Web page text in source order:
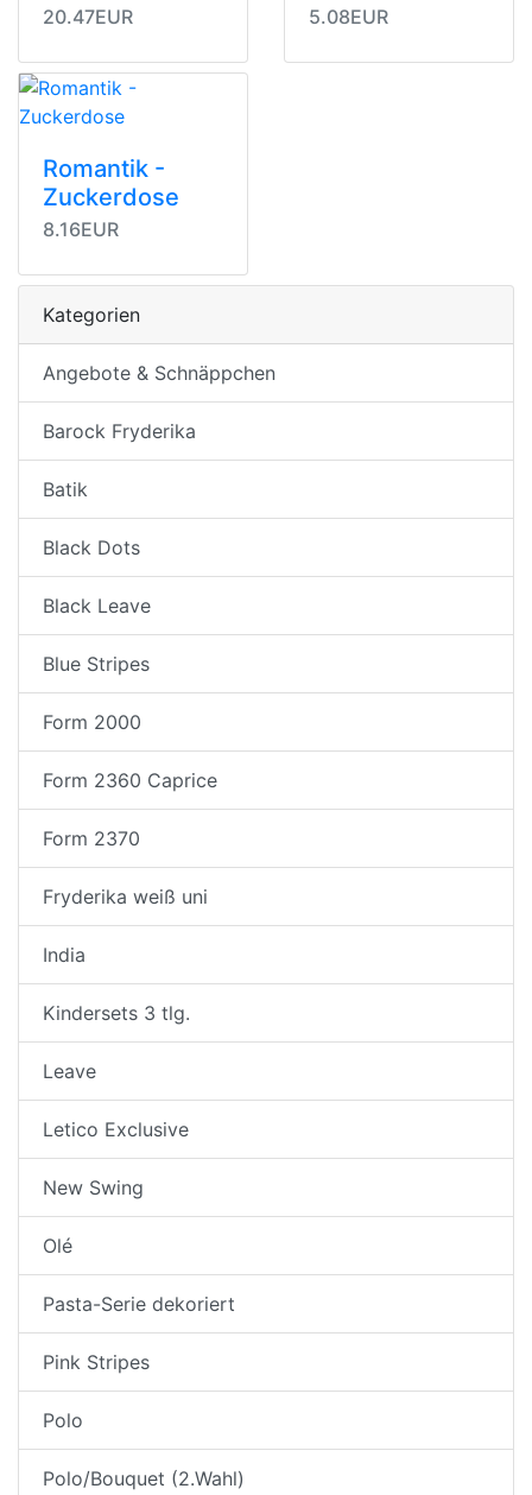
20.47EUR 5.08EUR
Romantik -
Zuckerdose
8.16EUR
Kategorien
Angebote & Schnäppchen
Barock Fryderika
Batik
Black Dots
Black Leave
Blue Stripes
Form 2000
Form 2360 Caprice
Form 2370
Fryderika weiß uni
India
Kindersets 3 tlg.
Leave
Letico Exclusive
New Swing
Olé
Pasta-Serie dekoriert
Pink Stripes
Polo
Polo/Bouquet (2.Wahl)